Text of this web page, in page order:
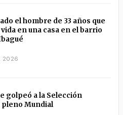
el hombre de 33 años que
en una casa en el barrio
2026
golpeó a la Selección
pleno Mundial